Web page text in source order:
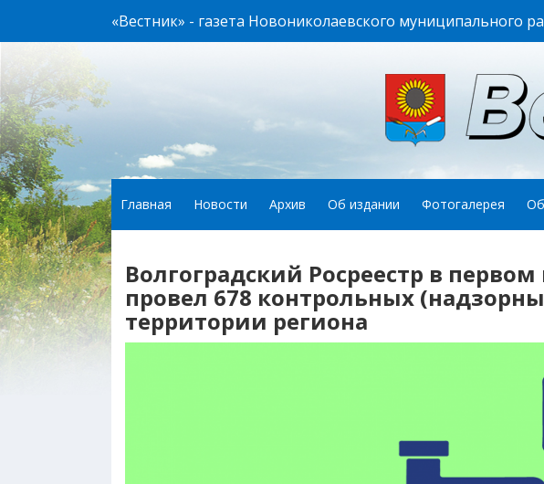
«Вестник» - газета Новониколаевского муниципального
Главная Новости Архив Об издании Фотогалерея
Волгоградский Росреестр в
провел 678 контрольных
территории региона